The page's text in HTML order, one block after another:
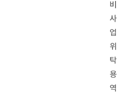
비
사
업
위
탁
용
역